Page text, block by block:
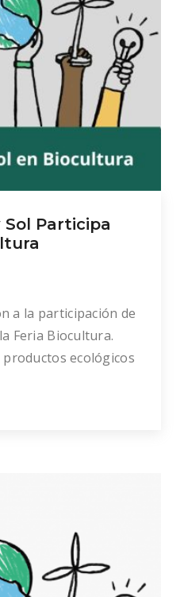
Sol Participa
a la participación de
Feria Biocultura.
ecológicos
y 50.000